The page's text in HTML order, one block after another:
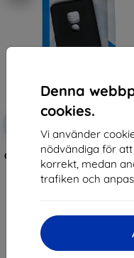
Denna
cookies.
Vi använder
nödvändiga för
korrekt, medan
trafiken och
Rabatt
kupong
Case Beline Candy Samsung
M317 black (
125 kr
I lager > 5 st